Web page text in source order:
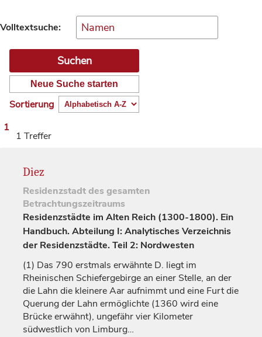
Volltextsuche:
Neue Suche starten
Sortierung
1
1 Treffer
Diez
Residenzstadtdes gesamten
Betrachtungszeitraums
Residenzstädte im Alten Reich (1300-1800). Ein
Handbuch. Abteilung I: Analytisches Verzeichnis
der Residenzstädte. Teil 2: Nordwesten
(1) Das 790 erstmals erwähnte D. liegt im
Rheinischen Schiefergebirge an einer Stelle, an der
die Lahn die kleinere Aar aufnimmt und eine Furt die
Querung der Lahn ermöglichte (1360 wird eine
Brücke erwähnt), ungefähr vier Kilometer
südwestlich von Limburg…